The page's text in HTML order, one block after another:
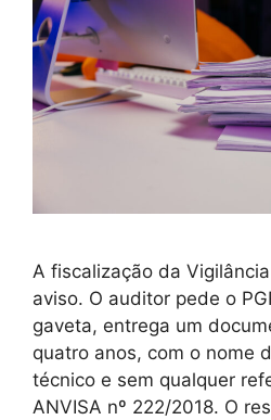
A fiscalização da
aviso. O auditor pede o
gaveta, entrega um
quatro anos, com o nome
técnico e sem qualquer
ANVISA nº 222/2018. O